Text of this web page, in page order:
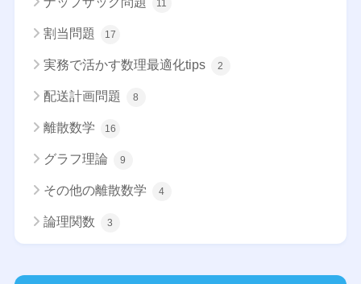
11
割当問題 17
実務で活かす数理最適化tips 2
配送計画問題 8
離散数学 16
グラフ理論 9
その他の離散数学 4
論理関数 3